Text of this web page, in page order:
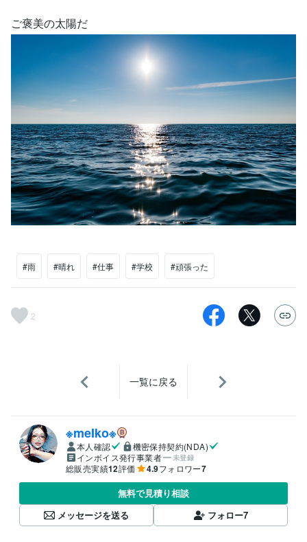
ご褒美の太陽だ
#雨 #晴れ #仕事 #学校 #頑張った
2
一覧に戻る
※meIko※
本人確認
機密保持契約(NDA)
インボイス発行事業者
未登録
総販売実績12評価 4.9フォロワー7
無料で見積り相談
メッセージを送る
フォロー7